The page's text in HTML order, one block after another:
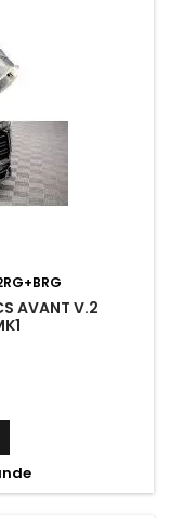
AVANT V.2